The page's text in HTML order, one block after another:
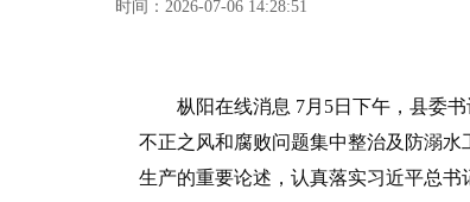
时间：2026-07-06 14:28:51
枞阳在线消息 7月5日下午，县委书
不正之风和腐败问题集中整治及防溺
生产的重要论述，认真落实习近平总